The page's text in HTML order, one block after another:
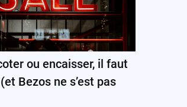
ou encaisser, il faut
Bezos ne s’est pas